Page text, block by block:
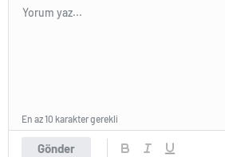
Gönder
En az 10 karakter gerekli